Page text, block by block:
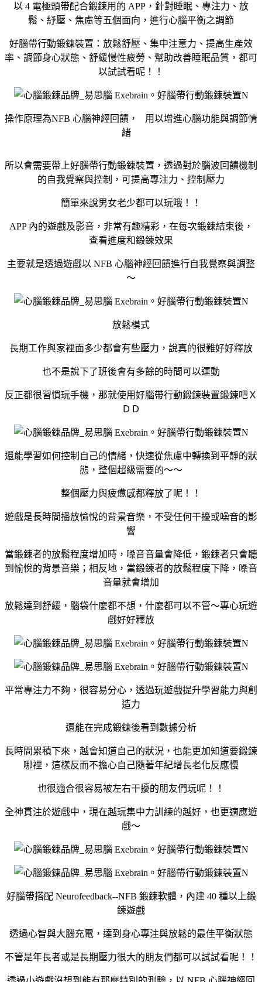
以 4 電極頭帶配合鍛鍊用的 APP，針對睡眠、專注力、放
鬆、紓壓、焦慮等五個面向，進行心腦平衡之調節
好腦帶行動鍛鍊裝置：放鬆舒壓、集中注意力、提高生產效
率、調節身心狀態、舒緩慢性疲勞、幫助改善睡眠品質，都可
以試試看呢！！
操作原理為NFB 心腦神經回饋， 用以增進心腦功能與調節情
緒
所以會需要帶上好腦帶行動鍛鍊裝置，透過對於腦波回饋機制
的自我覺察與控制，可提高專注力、控制壓力
簡單來說男女老少都可以玩哦！！
APP 內的遊戲及影音，非常有趣精彩，在每次鍛鍊結束後，
查看進度和鍛鍊效果
主要就是透過遊戲以 NFB 心腦神經回饋進行自我覺察與調整
～
放鬆模式
長期工作與家裡面多少都會有些壓力，說真的很難好好釋放
也不是說下了班後會有多餘的時間可以運動
反正都很習慣玩手機，那就使用好腦帶行動鍛鍊裝置鍛鍊吧Ｘ
ＤＤ
還能學習如何控制自己的情緒，快速從焦慮中轉換到平靜的狀
態，整個超級需要的～～
整個壓力與疲憊感都釋放了呢！！
遊戲是長時間播放愉悅的背景音樂，不受任何干擾或噪音的影
響
當鍛鍊者的放鬆程度增加時，噪音音量會降低，鍛鍊者只會聽
到愉悅的背景音樂；相反地，當鍛鍊者的放鬆程度下降，噪音
音量就會增加
放鬆達到舒緩，腦袋什麼都不想，什麼都可以不管～專心玩遊
戲好好釋放
平常專注力不夠，很容易分心，透過玩遊戲提升學習能力與創
造力
還能在完成鍛鍊後看到數據分析
長時間累積下來，越會知道自己的狀況，也能更加知道要鍛鍊
哪裡，這樣反而不擔心自己隨著年紀增長老化反應慢
也很適合很容易被左右干擾的朋友們玩呢！！
全神貫注於遊戲中，現在越玩集中力訓練的越好，也更適應遊
戲～
好腦帶搭配 Neurofeedback--NFB 鍛鍊軟體，內建 40 種以上鍛
鍊遊戲
透過心智與大腦充電，達到身心專注與放鬆的最佳平衡狀態
不管是年長者或是長期壓力很大的朋友們都可以試試看呢！！